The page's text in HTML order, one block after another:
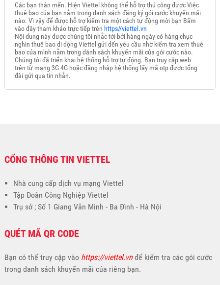
Các bạn thân mến. Hiện Viettel không thể hỗ trợ thủ công được Việc
thuê bao của bạn nằm trong danh sách đăng ký gói cước khuyến mãi
nào. Vì vậy để được hỗ trợ kiểm tra một cách tự động mời bạn Bấm
vào đây tham khảo trực tiếp trên https//viettel.vn
Nội dung này được chúng tôi nhắc tới bởi hàng ngày có hàng chục
nghìn thuê bao di động Viettel gửi đến yêu cầu nhờ kiểm tra xem thuê
bao của mình nằm trong dánh sách khuyến mãi của gói cước nào.
Chúng tôi đã triển khai hệ thống hỗ trợ tự động. Bạn truy cập web
trên từ mạng 3G 4G hoặc đăng nhập hệ thống lấy mã otp được tổng
đài gửi qua tin nhắn.
CỔNG THÔNG TIN VIETTEL
Nhà cung cấp dịch vụ mạng Viettel
Tập Đoàn Công Nghiệp Viettel
Trụ sở ; Số 1 Giang Văn Minh - Ba Đình - Hà Nội
QUÉT MÃ QR CODE
Bạn có thể truy cập vào https://viettel.vnđể kiểm tra các gói cước
trong danh sách khuyến mãi của riêng bạn.